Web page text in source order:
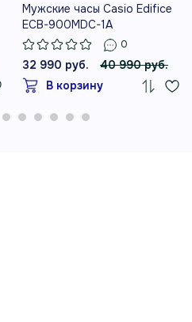
Мужские часы Casio Edifice
ECB-900MDC-1A
0
32 990 руб.
40 990 руб.
В корзину